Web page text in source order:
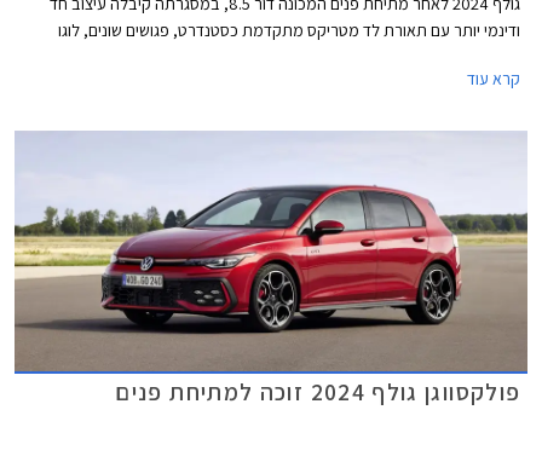
ודינמי יותר עם תאורת לד מטריקס מתקדמת כסטנדרט, פגושים שונים, לוגו
אינץ' עם ממשק נוח יותר לתפעול ואפשרויות התאמה אישית. בנוסף עודכן היצע
משמעותית ביחס לדגם הקודם ועומד על החל מ- 169,900 ₪.
קרא עוד
פולקסווגן גולף 2024 זוכה למתיחת פנים